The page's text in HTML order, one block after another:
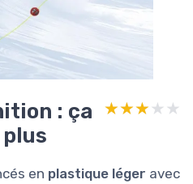
: ça
★★★★★
★★★★★
en plastique léger avec